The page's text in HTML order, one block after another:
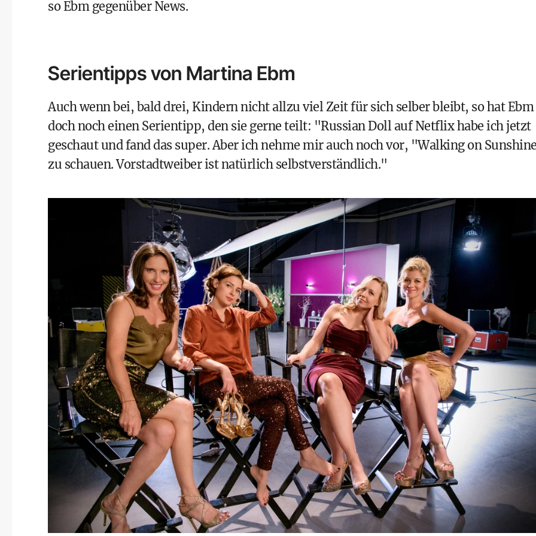
so Ebm gegenüber News.
Serientipps von Martina Ebm
Auch wenn bei, bald drei, Kindern nicht allzu viel Zeit für sich selber bleibt, so hat Ebm
doch noch einen Serientipp, den sie gerne teilt: "Russian Doll auf Netflix habe ich jetzt
geschaut und fand das super. Aber ich nehme mir auch noch vor, "Walking on
zu schauen. Vorstadtweiber ist natürlich selbstverständlich."